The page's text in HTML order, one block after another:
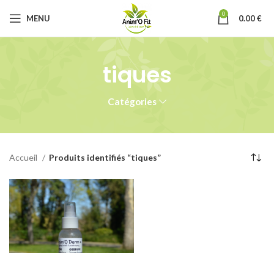
MENU 0 0.00€
tiques
Catégories
Accueil Produits identifiés “tiques”